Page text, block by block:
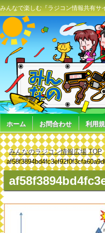
みんなで楽しむ『ラジコン情報共有サ
ホーム お問合わせ 利用
みんなのラジコン情報広場 TOP